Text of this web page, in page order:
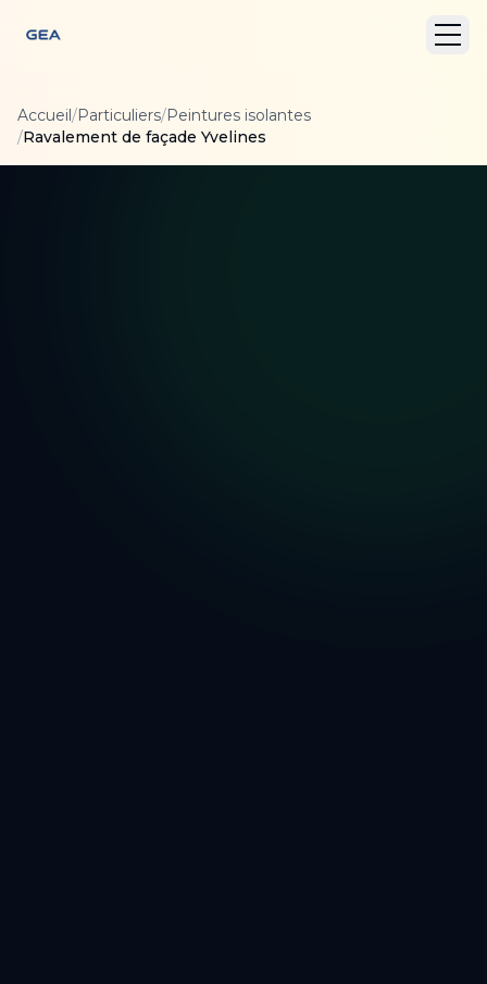
Accueil/Particuliers/Peintures isolantes
/Ravalement de façade Yvelines